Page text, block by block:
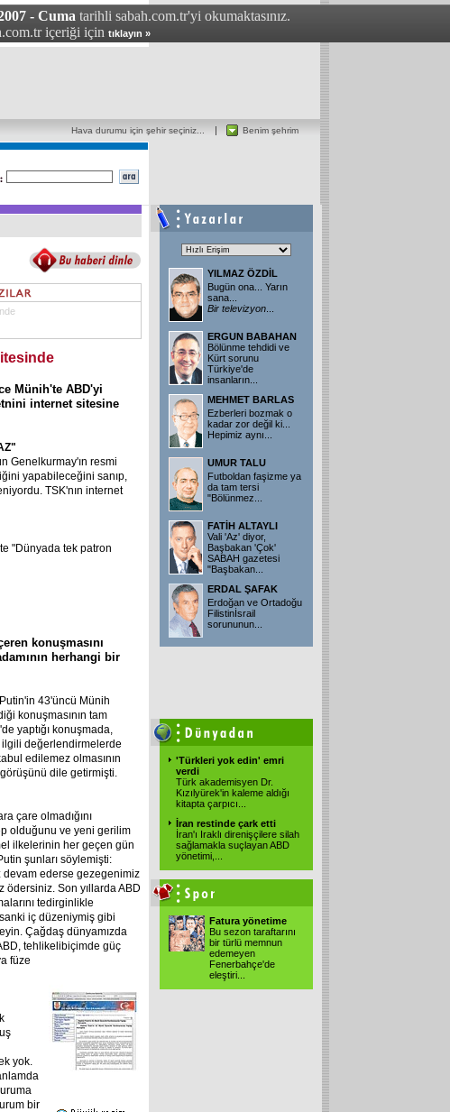
- Cuma tarihli sabah.com.tr'yi okumaktasınız.
içeriği için tıklayın »
Benim şehrim
Hava durumu için şehir seçiniz...
Münih'te ABD'yi
internet sitesine
Genelkurmay'ın resmi
yapabileceğini sanıp,
TSK'nın internet
"Dünyada tek patron
konuşmasını
herhangi bir
43'üncü Münih
konuşmasının tam
yaptığı konuşmada,
değerlendirmelerde
edilemez olmasının
görüşünü dile getirmişti.
çare olmadığını
olduğunu ve yeni gerilim
ilkelerinin her geçen gün
şunları söylemişti:
devam ederse gezegenimiz
ödersiniz. Son yıllarda ABD
tedirginlikle
iç düzeniymiş gibi
Çağdaş dünyamızda
tehlikelibiçimde güç
füze
yok.
bir
YILMAZ ÖZDİL
Bugün ona... Yarın
sana...
Bir televizyon
ERGUN BABAHAN
Bölünme tehdidi ve
Kürt sorunu
Türkiye'de
insanların...
MEHMET BARLAS
Ezberleri bozmak o
kadar zor değil ki...
Hepimiz aynı...
UMUR TALU
Futboldan faşizme ya
da tam tersi
"Bölünmez...
FATİH ALTAYLI
Vali 'Az' diyor,
Başbakan 'Çok'
SABAH gazetesi
"Başbakan...
ERDAL ŞAFAK
Erdoğan ve Ortadoğu
Filistinİsrail
sorununun...
'Türkleri yok edin' emri
verdi
Türk akademisyen Dr.
Kızılyürek'in kaleme aldığı
kitapta çarpıcı...
İran restinde çark etti
İran'ı Iraklı direnişçilere silah
sağlamakla suçlayan ABD
yönetimi,...
Fatura yönetime
Bu sezon taraftarını
bir türlü memnun
edemeyen
Fenerbahçe'de
eleştiri...